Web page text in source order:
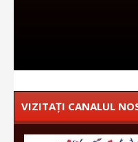
VIZITAȚI CANALUL